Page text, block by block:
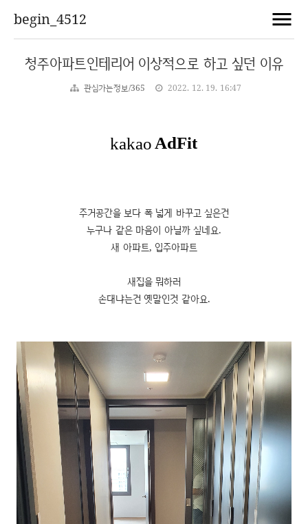
begin_4512
청주아파트인테리어 이상적으로 하고 싶던 이유
관심가는정보/365 2022. 12. 19. 16:47
주거공간을 보다 폭 넓게 바꾸고 싶은건
누구나 같은 마음이 아닐까 싶네요.
새 아파트, 입주아파트
새집을 뭐하러
손대냐는건 옛말인것 같아요.